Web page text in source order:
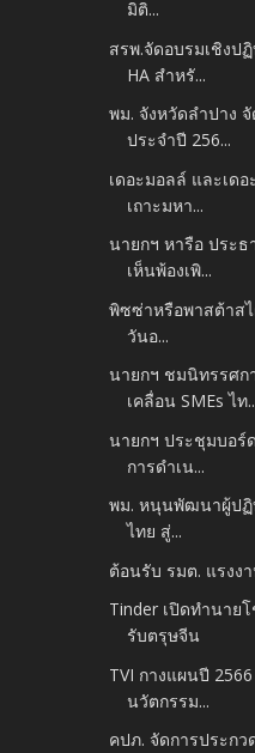
มิติ...
สรพ.จัดอบรมเชิงป
HA สำหรั...
พม. จังหวัดลำปาง
ประจำปี 256...
เดอะมอลล์ และเด
เถาะมหา...
นายกฯ หารือ ประ
เห็นพ้องเพิ...
พิซซ่าหรือพาสต้าส
วันอ...
นายกฯ ชมนิทรรศก
เคลื่อน SMEs ไท
นายกฯ ประชุมบอร์
การดำเน...
พม. หนุนพัฒนาผู้ปฏิ
ไทย สู่...
ต้อนรับ รมต. แรงงา
Tinder เปิดทำนาย
รับตรุษจีน
TVI กางแผนปี
นวัตกรรม...
คปภ. จัดการประกว